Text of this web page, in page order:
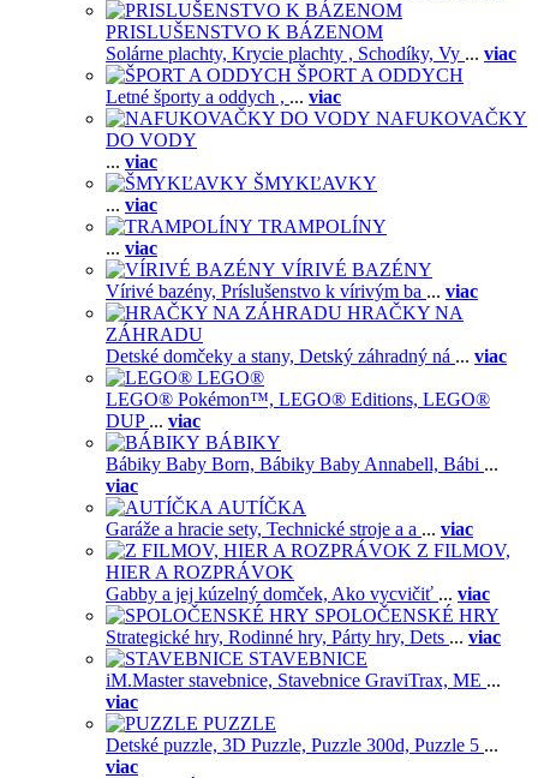
PRISLUŠENSTVO K BÁZENOM
Solárne plachty, Krycie plachty , Schodíky, Vy ... viac
ŠPORT A ODDYCH
Letné športy a oddych , ... viac
NAFUKOVAČKY
DO VODY
... viac
ŠMYKĽAVKY
... viac
TRAMPOLÍNY
... viac
VÍRIVÉ BAZÉNY
Vírivé bazény, Príslušenstvo k vírivým ba ... viac
HRAČKY NA
ZÁHRADU
Detské domčeky a stany, Detský záhradný ná ... viac
LEGO®
LEGO® Pokémon™, LEGO® Editions, LEGO®
DUP ... viac
BÁBIKY
Bábiky Baby Born, Bábiky Baby Annabell, Bábi ...
viac
AUTÍČKA
Garáže a hracie sety, Technické stroje a a ... viac
Z FILMOV,
HIER A ROZPRÁVOK
Gabby a jej kúzelný domček, Ako vycvičiť ... viac
SPOLOČENSKÉ HRY
Strategické hry, Rodinné hry, Párty hry, Dets ... viac
STAVEBNICE
iM.Master stavebnice, Stavebnice GraviTrax, ME ...
viac
PUZZLE
Detské puzzle, 3D Puzzle, Puzzle 300d, Puzzle 5 ...
viac